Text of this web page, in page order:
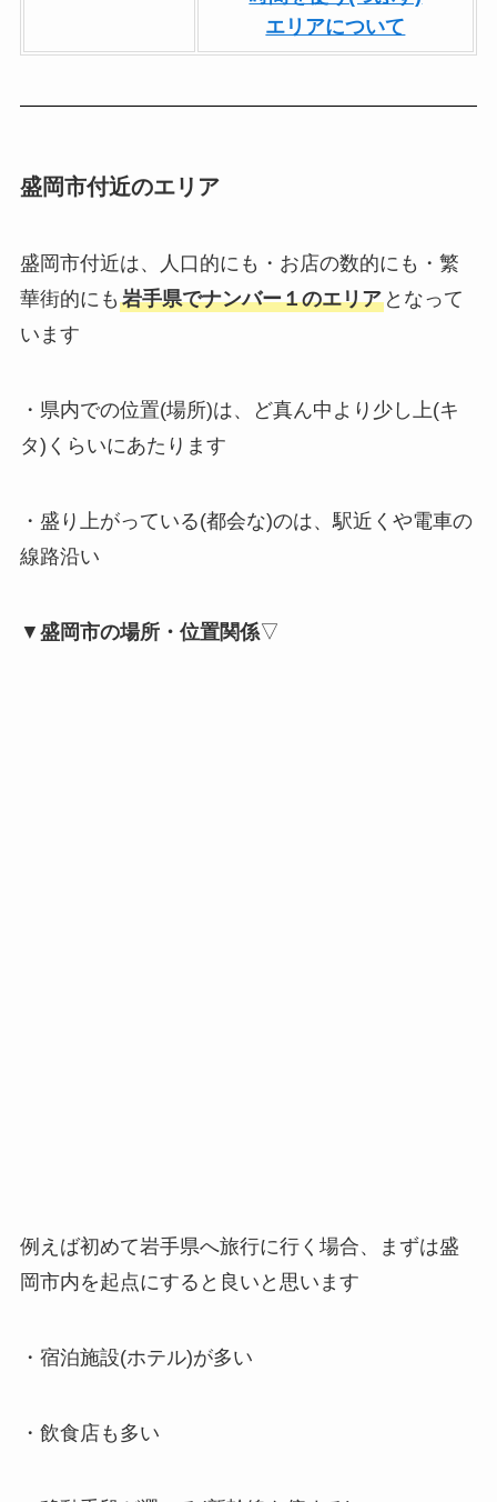
エリアについて
盛岡市付近のエリア
盛岡市付近は、人口的にも・お店の数的にも・繁
華街的にも 岩手県でナンバー１のエリアとなって
います
・県内での位置(場所)は、ど真ん中より少し上(キ
タ)くらいにあたります
・盛り上がっている(都会な)のは、駅近くや電車の
線路沿い
▼ 盛岡市の場所・位置関係▽
例えば初めて岩手県へ旅行に行く場合、まずは盛
岡市内を起点にすると良いと思います
・宿泊施設(ホテル)が多い
・飲食店も多い